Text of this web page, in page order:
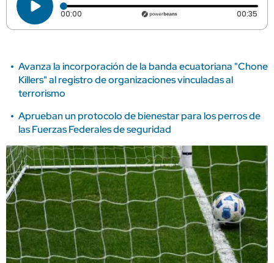
00:00 Tiempo transcurrido: 0 segundos 00:35
Avanza la incorporación de la banda ecuatoriana "Chone
Killers" al registro de organizaciones vinculadas al
terrorismo
Aprueban un protocolo de bienestar para los perros de
las Fuerzas Federales de seguridad